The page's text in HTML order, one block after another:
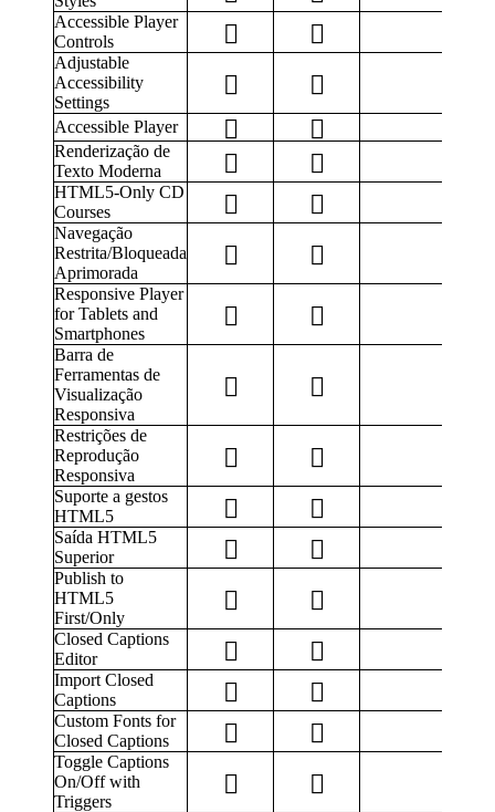
Accessible Player
Controls
Adjustable
Accessibility
Settings
Accessible Player
Renderização de
Texto Moderna
HTML5-Only CD
Courses
Navegação
Restrita/Bloqueada
Aprimorada
Responsive Player
for Tablets and
Smartphones
Barra de
Ferramentas de
Visualização
Responsiva
Restrições de
Reprodução
Responsiva
Suporte a gestos
HTML5
Saída HTML5
Superior
Publish to
HTML5
First/Only
Closed Captions
Editor
Import Closed
Captions
Custom Fonts for
Closed Captions
Toggle Captions
On/Off with
Triggers